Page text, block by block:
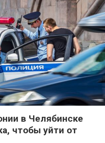
в Челябинске
чтобы уйти от